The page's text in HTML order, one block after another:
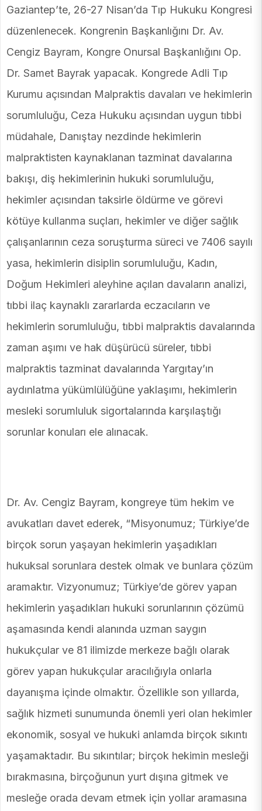
Gaziantep’te, 26-27 Nisan’da Tıp Hukuku Kongresi
düzenlenecek. Kongrenin Başkanlığını Dr. Av.
Cengiz Bayram, Kongre Onursal Başkanlığını Op.
Dr. Samet Bayrak yapacak. Kongrede Adli Tıp
Kurumu açısından Malpraktis davaları ve hekimlerin
sorumluluğu, Ceza Hukuku açısından uygun tıbbi
müdahale, Danıştay nezdinde hekimlerin
malpraktisten kaynaklanan tazminat davalarına
bakışı, diş hekimlerinin hukuki sorumluluğu,
hekimler açısından taksirle öldürme ve görevi
kötüye kullanma suçları, hekimler ve diğer sağlık
çalışanlarının ceza soruşturma süreci ve 7406 sayılı
yasa, hekimlerin disiplin sorumluluğu, Kadın,
Doğum Hekimleri aleyhine açılan davaların analizi,
tıbbi ilaç kaynaklı zararlarda eczacıların ve
hekimlerin sorumluluğu, tıbbi malpraktis davalarında
zaman aşımı ve hak düşürücü süreler, tıbbi
malpraktis tazminat davalarında Yargıtay’ın
aydınlatma yükümlülüğüne yaklaşımı, hekimlerin
mesleki sorumluluk sigortalarında karşılaştığı
sorunlar konuları ele alınacak.
Dr. Av. Cengiz Bayram, kongreye tüm hekim ve
avukatları davet ederek, “Misyonumuz; Türkiye’de
birçok sorun yaşayan hekimlerin yaşadıkları
hukuksal sorunlara destek olmak ve bunlara çözüm
aramaktır. Vizyonumuz; Türkiye’de görev yapan
hekimlerin yaşadıkları hukuki sorunlarının çözümü
aşamasında kendi alanında uzman saygın
hukukçular ve 81 ilimizde merkeze bağlı olarak
görev yapan hukukçular aracılığıyla onlarla
dayanışma içinde olmaktır. Özellikle son yıllarda,
sağlık hizmeti sunumunda önemli yeri olan hekimler
ekonomik, sosyal ve hukuki anlamda birçok sıkıntı
yaşamaktadır. Bu sıkıntılar; birçok hekimin mesleği
bırakmasına, birçoğunun yurt dışına gitmek ve
mesleğe orada devam etmek için yollar aramasına